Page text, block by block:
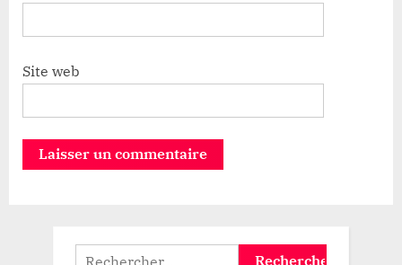
Site web
Rechercher :